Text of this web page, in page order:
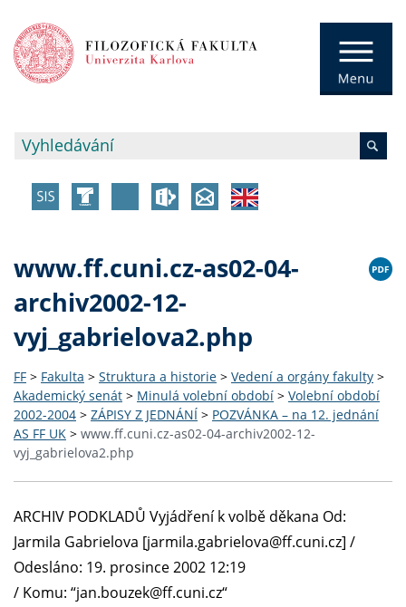
www.ff.cuni.cz-as02-04-
archiv2002-12-
vyj_gabrielova2.php
FF > Fakulta > Struktura a historie > Vedení a orgány fakulty >
Akademický senát > Minulá volební období > Volební období
2002-2004 > ZÁPISY Z JEDNÁNÍ > POZVÁNKA – na 12. jednání
AS FF UK > www.ff.cuni.cz-as02-04-archiv2002-12-
vyj_gabrielova2.php
ARCHIV PODKLADŮ Vyjádření k volbě děkana Od:
Jarmila Gabrielova [jarmila.gabrielova@ff.cuni.cz] /
Odesláno: 19. prosince 2002 12:19
/ Komu: “jan.bouzek@ff.cuni.cz“